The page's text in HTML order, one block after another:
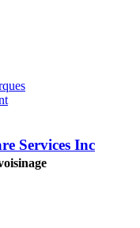
Services Inc